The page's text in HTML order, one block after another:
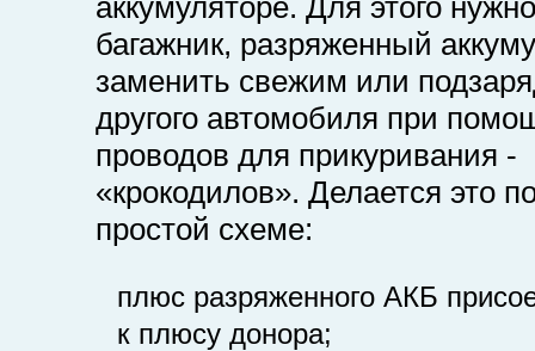
аккумуляторе. Для этого
багажник, разряженный
заменить свежим или
другого автомобиля при
проводов для прикуривания -
«крокодилов». Делается это
простой схеме:
плюс разряженного АКБ
к плюсу донора;